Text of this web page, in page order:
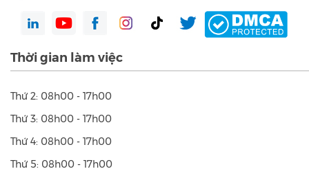
Hotline CSKH & Giải quyết khiếu nại:0969.128.128
126-128 Bùi Thị Xuân, P. Hai Bà Trưng, Tp Hà Nội.
Thời gian làm việc
Thứ 2: 08h00 - 17h00
Thứ 3: 08h00 - 17h00